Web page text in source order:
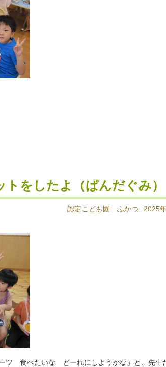
をしたよ（ぱんだぐみ）
2025
認定こども園 ふかつ
ツ 食べたいな どーれにしようかな」と、先生